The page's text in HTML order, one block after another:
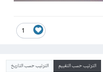
1
الترتيب حسب التقييم الترتيب حسب التاريخ